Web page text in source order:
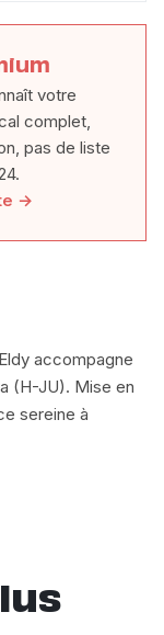
votre
complet,
pas de liste
→
Eldy accompagne
(H-JU). Mise en
sereine à